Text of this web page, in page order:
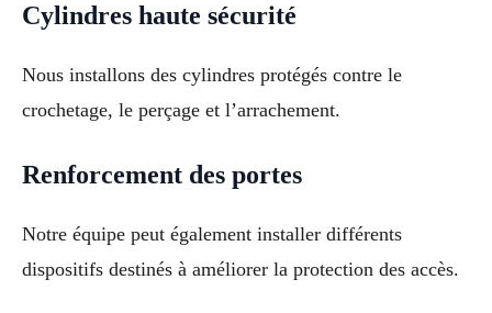
Cylindres haute sécurité
Nous installons des cylindres protégés contre le
crochetage, le perçage et l’arrachement.
Renforcement des portes
Notre équipe peut également installer différents
dispositifs destinés à améliorer la protection des accès.